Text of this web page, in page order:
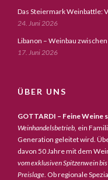
Das Steiermark Weinbattle:
24. Juni 2026
Libanon – Weinbau
17. Juni 2026
ÜBER UNS
GOTTARDI – Feine Weine
Weinhandelsbetrieb, ein
Generation geleitet wird.
davon 50 Jahre mit dem
vom exklusiven Spitzenwein
Preislage. Ob regionale